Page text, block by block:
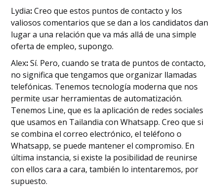
‍Lydia:Creo que estos puntos de contacto y los
valiosos comentarios que se dan a los candidatos dan
lugar a una relación que va más allá de una simple
oferta de empleo, supongo.
‍Alex:Sí. Pero, cuando se trata de puntos de contacto,
no significa que tengamos que organizar llamadas
telefónicas. Tenemos tecnología moderna que nos
permite usar herramientas de automatización.
Tenemos Line, que es la aplicación de redes sociales
que usamos en Tailandia con Whatsapp. Creo que si
se combina el correo electrónico, el teléfono o
Whatsapp, se puede mantener el compromiso. En
última instancia, si existe la posibilidad de reunirse
con ellos cara a cara, también lo intentaremos, por
supuesto.